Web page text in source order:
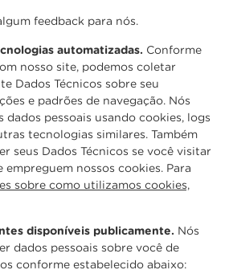
feedback para nós.
automatizadas. Conforme
nosso site, podemos coletar
Dados Técnicos sobre seu
e padrões de navegação. Nós
dados pessoais usando cookies, logs
tecnologias similares. Também
seus Dados Técnicos se você visitar
nossos cookies. Para
sobre como utilizamos cookies,
disponíveis publicamente. Nós
dados pessoais sobre você de
conforme estabelecido abaixo: